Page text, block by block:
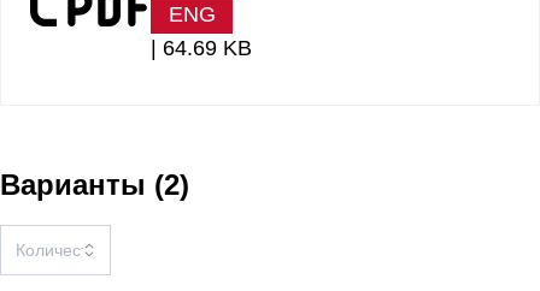
ENG
| 64.69 KB
Варианты (2)